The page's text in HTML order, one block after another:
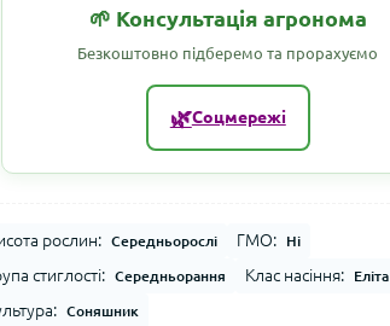
🌱 Консультація агронома
Безкоштовно підберемо та прорахуємо
🌿Соцмережі
рослин: Середньорослі ГМО: Ні
стиглості: Середньорання Клас насіння: Еліта
Соняшник